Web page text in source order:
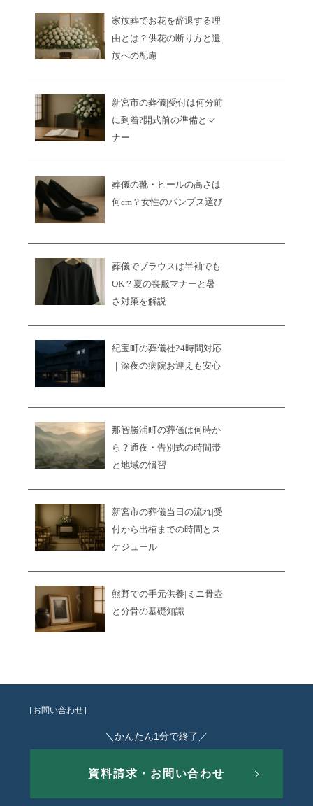
家族葬でお花を辞退する理
由とは？供花の断り方と遺
族への配慮
新宮市の葬儀|受付は何分前
に到着?開式前の準備とマ
ナー
葬儀の靴・ヒールの高さは
何cm？女性のパンプス選び
葬儀でブラウスは半袖でも
OK？夏の喪服マナーと暑
さ対策を解説
紀宝町の葬儀社24時間対応
｜深夜の病院お迎えも安心
那智勝浦町の葬儀は何時か
ら？通夜・告別式の時間帯
と地域の慣習
新宮市の葬儀当日の流れ|受
付から出棺までの時間とス
ケジュール
熊野での手元供養|ミニ骨壺
と分骨の基礎知識
［お問い合わせ］
＼かんたん1分で終了／
資料請求・お問い合わせ